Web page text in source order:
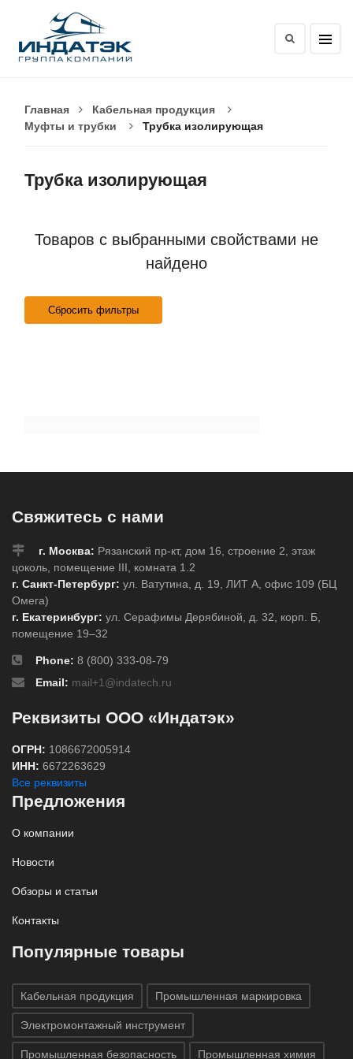
Главная
Кабельная продукция
Муфты и трубки
Трубка изолирующая
Трубка изолирующая
Товаров с выбранными свойствами не
найдено
Сбросить фильтры
Свяжитесь с нами
г. Москва: Рязанский пр-кт, дом 16, строение 2, этаж
цоколь, помещение III, комната 1.2
г. Санкт-Петербург: ул. Ватутина, д. 19, ЛИТ А, офис 109 (БЦ
Омега)
г. Екатеринбург: ул. Серафимы Дерябиной, д. 32, корп. Б,
помещение 19–32
Phone: 8 (800) 333-08-79
Email: mail+1@indatech.ru
Реквизиты ООО «Индатэк»
ОГРН: 1086672005914
ИНН: 6672263629
Все реквизиты
Предложения
О компании
Новости
Обзоры и статьи
Контакты
Популярные товары
Кабельная продукция Промышленная маркировка
Электромонтажный инструмент
Промышленная безопасность Промышленная химия